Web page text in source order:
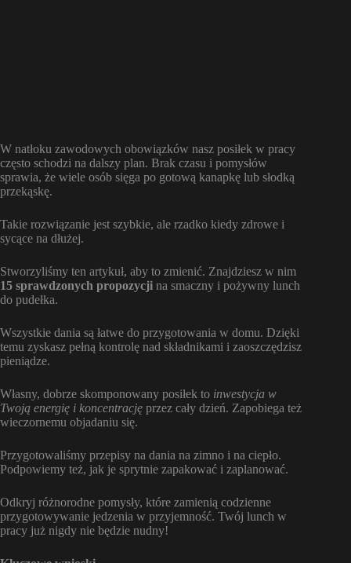
W natłoku zawodowych obowiązków nasz posiłek w pracy
często schodzi na dalszy plan. Brak czasu i pomysłów
sprawia, że wiele osób sięga po gotową kanapkę lub słodką
przekąskę.
Takie rozwiązanie jest szybkie, ale rzadko kiedy zdrowe i
sycące na dłużej.
Stworzyliśmy ten artykuł, aby to zmienić. Znajdziesz w nim
15 sprawdzonych propozycji na smaczny i pożywny lunch
do pudełka.
Wszystkie dania są łatwe do przygotowania w domu. Dzięki
temu zyskasz pełną kontrolę nad składnikami i zaoszczędzisz
pieniądze.
Własny, dobrze skomponowany posiłek to inwestycja w
Twoją energię i koncentrację przez cały dzień. Zapobiega też
wieczornemu objadaniu się.
Przygotowaliśmy przepisy na dania na zimno i na ciepło.
Podpowiemy też, jak je sprytnie zapakować i zaplanować.
Odkryj różnorodne pomysły, które zamienią codzienne
przygotowywanie jedzenia w przyjemność. Twój lunch w
pracy już nigdy nie będzie nudny!